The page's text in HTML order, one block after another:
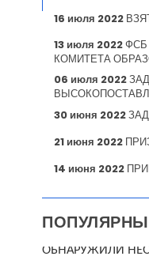
16 июля 2022
13 июля 2022
КОМИТЕТА
06 июля 2022
30 июня 2022
21 июня 2022
14 июня 2022
ОБНАРУЖИЛИ